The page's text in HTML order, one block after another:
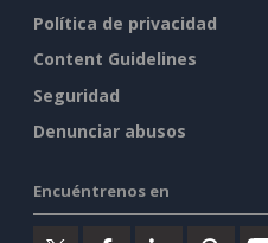
Política de privacidad
Content Guidelines
Seguridad
Denunciar abusos
Encuéntrenos en